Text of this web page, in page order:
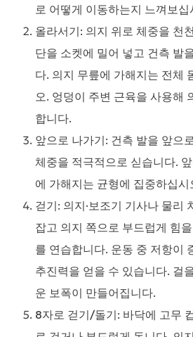
로 어떻게 이동하는지 느껴보십
올라서기: 의지 위로 체중을 천
단을 소켓에 밀어 넣고 건측 발
다. 의지 무릎에 가해지는 전체
오. 엉덩이 주변 근육을 사용해
합니다.
앞으로 나가기: 건측 발을 앞으
체중을 적극적으로 싣습니다.
에 가해지는 균형에 집중하십시
걷기: 의지·보조기 기사나 물리
잡고 의지 쪽으로 부드럽게 힘
를 연습합니다. 운동 중 저항이
추진력을 얻을 수 있습니다. 걸
운 보폭이 만들어집니다.
8자로 걷기/돌기: 바닥에 고무